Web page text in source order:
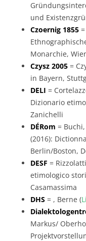
und
Czoernig 1855
Monarchie,
Czysz 2005 =
in Bayern,
DELI =
Dizionario
Zanichelli
DÉRom =
(2016):
Berlin/Boston,
DESF =
etimologico
Casamassima
DHS = , Berne (
Markus/